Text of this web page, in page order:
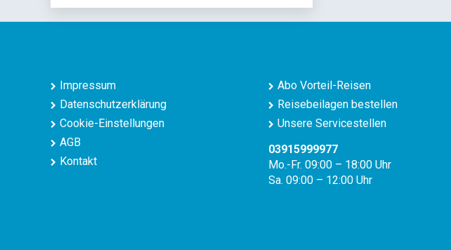
Impressum
Datenschutzerklärung
Cookie-Einstellungen
AGB
Kontakt
Abo Vorteil-Reisen
Reisebeilagen bestellen
Unsere Servicestellen
03915999977
Mo.-Fr. 09:00 – 18:00 Uhr
Sa. 09:00 – 12:00 Uhr